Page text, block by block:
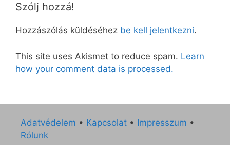
Szólj hozzá!
Hozzászólás küldéséhez be kell jelentkezni.
This site uses Akismet to reduce spam. Learn
how your comment data is processed.
Adatvédelem • Kapcsolat • Impresszum •
Rólunk